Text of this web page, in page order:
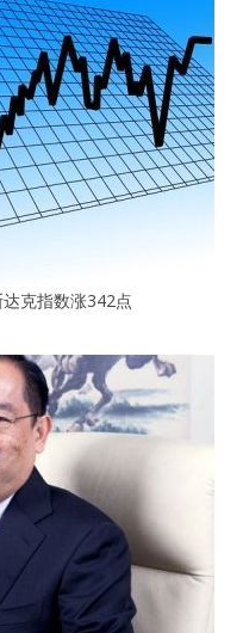
克指数涨342点